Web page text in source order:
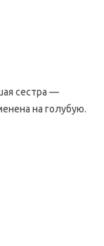
сестра —
на голубую.